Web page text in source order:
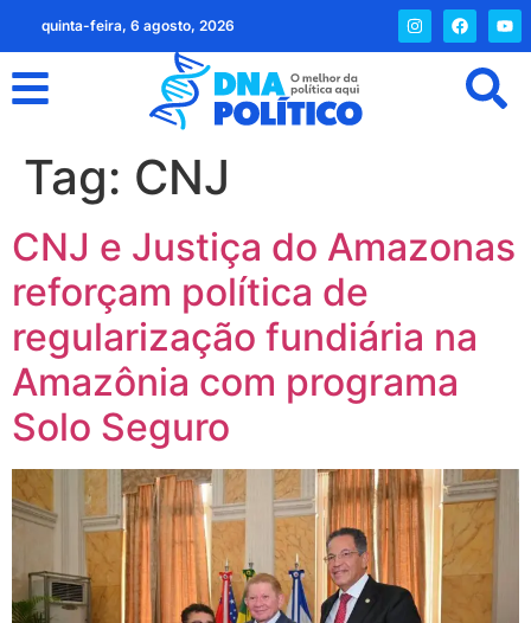
quinta-feira, 6 agosto, 2026
Tag: CNJ
CNJ e Justiça do Amazonas
reforçam política de
regularização fundiária na
Amazônia com programa
Solo Seguro